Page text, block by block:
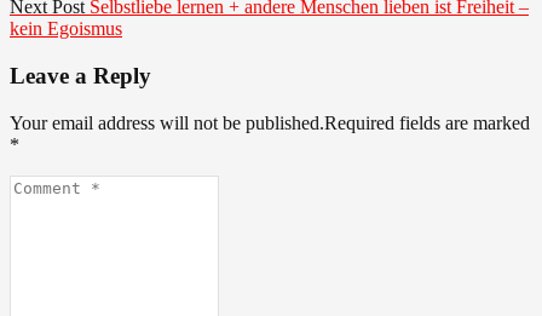
Next Post Next
post:
Selbstliebe lernen + andere Menschen lieben ist Freiheit –
kein Egoismus
Leave a Reply
Your email address will not be published.Required fields are marked
*
Comment